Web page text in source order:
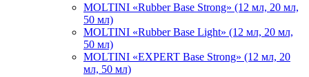
MOLTINI «Rubber Base Strong» (12 мл, 20 мл,
50 мл)
MOLTINI «Rubber Base Light» (12 мл, 20 мл,
50 мл)
MOLTINI «EXPERT Base Strong» (12 мл, 20
мл, 50 мл)